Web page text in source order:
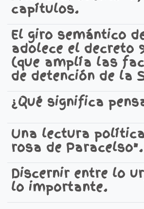
capítulos.
El giro semántico
adolece el decreto
(que amplía las
de detención de la
¿Qué significa
Una lectura
rosa de Paracelso".
Discernir entre lo
lo importante.